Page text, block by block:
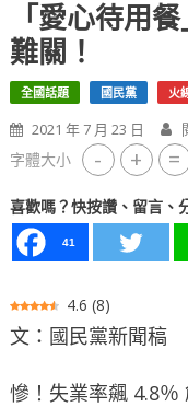
「愛心待用
難關！
全國話題 國民黨 火
2021 年 7 月 23 日
字體大小 - + =
喜歡嗎？快按讚、留言、
41
4.6 (8)
文：國民黨新聞稿
慘！失業率飆 4.8％